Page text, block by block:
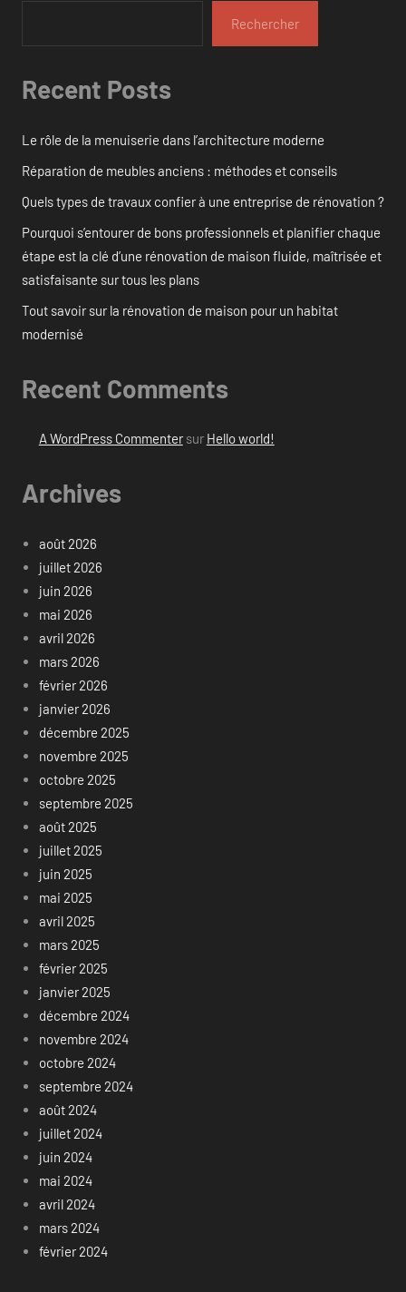
Rechercher
Recent Posts
Le rôle de la menuiserie dans l’architecture moderne
Réparation de meubles anciens : méthodes et conseils
Quels types de travaux confier à une entreprise de rénovation ?
Pourquoi s’entourer de bons professionnels et planifier chaque
étape est la clé d’une rénovation de maison fluide, maîtrisée et
satisfaisante sur tous les plans
Tout savoir sur la rénovation de maison pour un habitat
modernisé
Recent Comments
A WordPress Commentersur Hello world!
Archives
août 2026
juillet 2026
juin 2026
mai 2026
avril 2026
mars 2026
février 2026
janvier 2026
décembre 2025
novembre 2025
octobre 2025
septembre 2025
août 2025
juillet 2025
juin 2025
mai 2025
avril 2025
mars 2025
février 2025
janvier 2025
décembre 2024
novembre 2024
octobre 2024
septembre 2024
août 2024
juillet 2024
juin 2024
mai 2024
avril 2024
mars 2024
février 2024